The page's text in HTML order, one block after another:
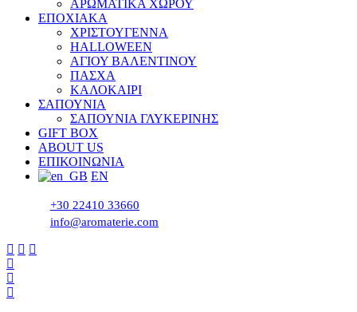
ΑΡΩΜΑΤΙΚΑ ΧΩΡΟΥ
ΕΠΟΧΙΑΚΑ
ΧΡΙΣΤΟΥΓΕΝΝΑ
HALLOWEEN
ΑΓΙΟΥ ΒΑΛΕΝΤΙΝΟΥ
ΠΑΣΧΑ
ΚΑΛΟΚΑΙΡΙ
ΣΑΠΟΥΝΙΑ
ΣΑΠΟΥΝΙΑ ΓΛΥΚΕΡΙΝΗΣ
GIFT BOX
ABOUT US
ΕΠΙΚΟΙΝΩΝΙΑ
EN
+30 22410 33660
info@aromaterie.com